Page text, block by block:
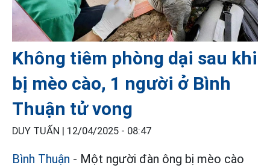
Không tiêm phòng dại sau khi
bị mèo cào, 1 người ở Bình
Thuận tử vong
DUY TUẤN | 12/04/2025 - 08:47
Bình Thuận - Một người đàn ông bị mèo cào